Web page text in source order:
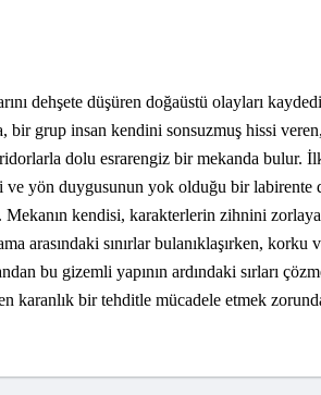
dehşete düşüren doğaüstü olayları
grup insan kendini sonsuzmuş hissi veren,
dolu esrarengiz bir mekanda bulur.
ve yön duygusunun yok olduğu bir labirente
Mekanın kendisi, karakterlerin zihnini
arasındaki sınırlar bulanıklaşırken, korku
bu gizemli yapının ardındaki sırları
karanlık bir tehditle mücadele etmek